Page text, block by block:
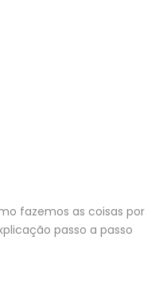
fazemos as coisas por
passo a passo